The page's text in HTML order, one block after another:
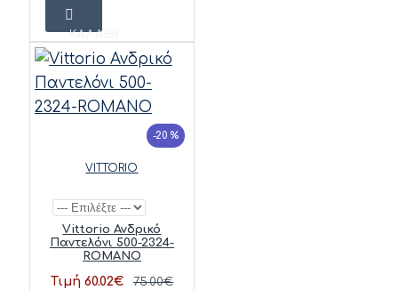
ΚΑΛΆΘΙ
-20 %
VITTORIO
Vittorio Ανδρικό
Παντελόνι 500-2324-
ROMANO
Τιμή 60.02€ 75.00€